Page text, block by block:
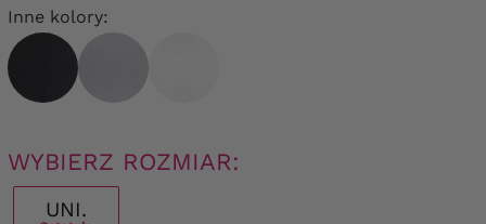
Inne kolory:
WYBIERZ ROZMIAR:
UNI.